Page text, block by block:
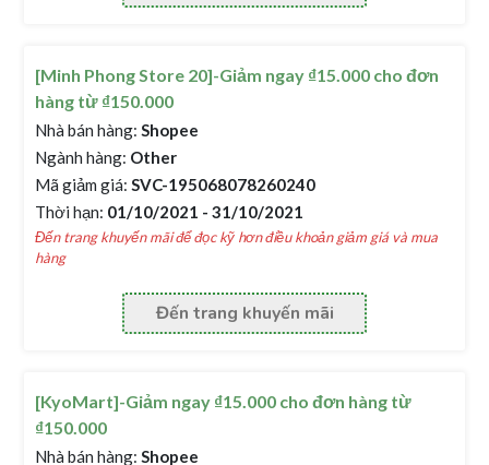
[Minh Phong Store 20]-Giảm ngay ₫15.000 cho đơn
hàng từ ₫150.000
Nhà bán hàng: Shopee
Ngành hàng: Other
Mã giảm giá: SVC-195068078260240
Thời hạn: 01/10/2021 - 31/10/2021
Đến trang khuyến mãi để đọc kỹ hơn điều khoản giảm giá và mua
hàng
Đến trang khuyến mãi
[KyoMart]-Giảm ngay ₫15.000 cho đơn hàng từ
₫150.000
Nhà bán hàng: Shopee